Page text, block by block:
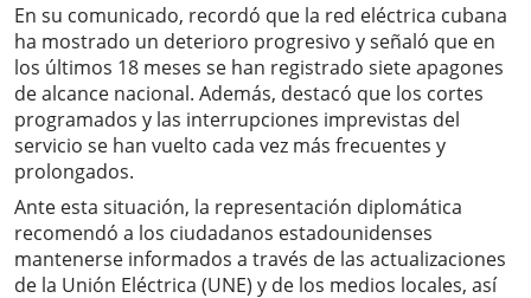
En su comunicado, recordó que la red eléctrica cubana
ha mostrado un deterioro progresivo y señaló que en
los últimos 18 meses se han registrado siete apagones
de alcance nacional. Además, destacó que los cortes
programados y las interrupciones imprevistas del
servicio se han vuelto cada vez más frecuentes y
prolongados.
Ante esta situación, la representación diplomática
recomendó a los ciudadanos estadounidenses
mantenerse informados a través de las actualizaciones
de la Unión Eléctrica (UNE) y de los medios locales, así